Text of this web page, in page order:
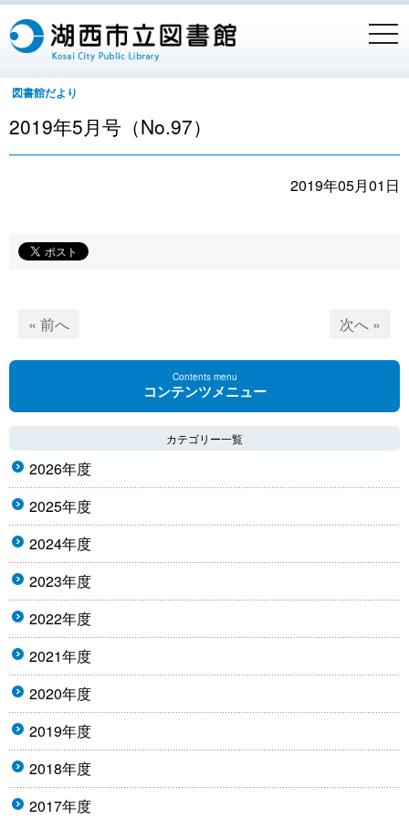
図書館だより
2019年5月号（No.97）
2019年05月01日
« 前へ 次へ »
Contents menu
コンテンツメニュー
カテゴリー一覧
2026年度
2025年度
2024年度
2023年度
2022年度
2021年度
2020年度
2019年度
2018年度
2017年度